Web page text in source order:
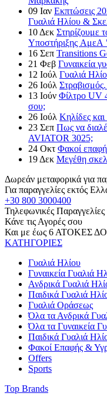
09 Ιαν Εκπτώσεις
Γυαλιά Ηλίου &
10Δεκ Στηρίζουμε
Υποστήριξης
16 Σεπ Transitions
21 Φεβ Γυναικεία
12 Ιούλ Γυαλιά
26 Ιούλ
13 Ιούν Φίλτρο UV
σου;
26 Ιούλ Κηλίδες
23 Σεπ Πως να
AVIATOR 3025;
24 Οκτ Φακοί
19Δεκ Μεγέθη
Δωρεάν μεταφορικά για
Για παραγγελίες εκτός
+30 800 3000400
Τηλεφωνικές
Κάνε τις Αγορές σου
Και με έως 6 ΑΤΟΚΕΣ
ΚΑΤΗΓΟΡΙΕΣ
Γυαλιά Ηλίου
Γυναικεία Γυαλιά
Ανδρικά Γυαλιά
Παιδικά Γυαλιά
Γυαλιά Οράσεως
Όλα τα Ανδρικά
Όλα τα Γυναικεία
Παιδικά Γυαλιά
Φακοί Επαφής &
Offers
Sports
Top Brands